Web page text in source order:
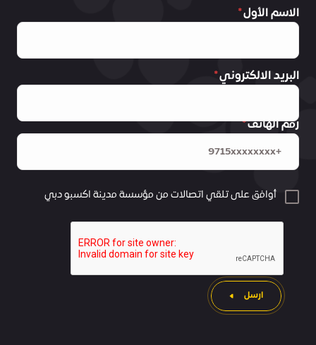
الاسم الأول
البريد الالكتروني
رقم الهاتف
أوافق على تلقي اتصالات من مؤسسة مدينة اكسبو دبي
ارسل